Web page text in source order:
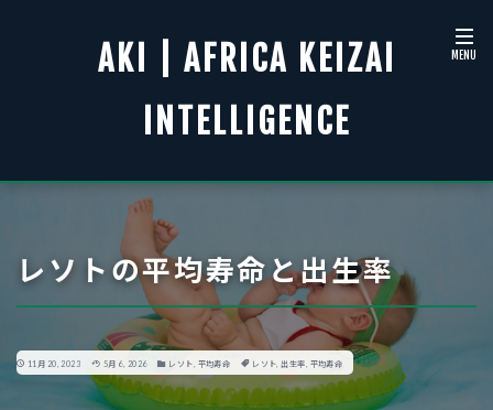
AKI | AFRICA KEIZAI
INTELLIGENCE
レソトの平均寿命と出生率
11月 20, 2023 5月 6, 2026 レソト, 平均寿命 レソト,出生率, 平均寿命